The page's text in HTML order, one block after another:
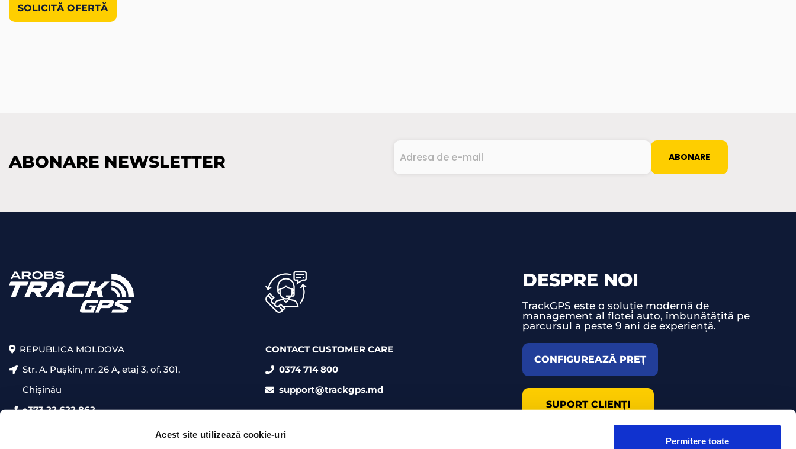
Acest site utilizează cookie-uri
Permitere toate
ABONARE NEWSLETTER
de
(Required)
REPUBLICA MOLDOVA
Str. A. Pușkin, nr. 26 A, etaj 3, of. 301,
Chișinău
+373 22 622 862
CONTACT CUSTOMER CARE
0374 714 800
support@trackgps.md
DESPRE NOI
TrackGPS este o soluție modernă de
management al flotei auto, îmbunătățită pe
parcursul a peste 9 ani de experiență.
CONFIGUREAZĂ PREȚ
SUPORT CLIENȚI